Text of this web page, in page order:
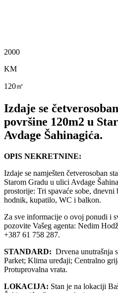
2000
KM
120㎡
Izdaje se
površine 120m2 u
Avdage Šahinagića.
OPIS NEKRETNINE:
Izdaje se namješten četverosoban
Starom Gradu u ulici Avdage
prostorije: Tri spavaće sobe,
hodnik, kupatilo, WC i balkon.
Za sve informacije o ovoj ponudi i
pozovite Vašeg agenta: Nedim
+387 61 758 287.
STANDARD: Drvena unutrašnja
Parket; Klima uređaji; Centralno
Protuprovalna vrata.
LOKACIJA: Stan je na lokaciji